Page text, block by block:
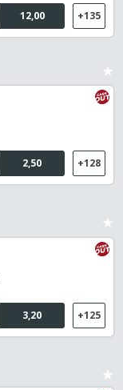
12,00 +135
2,50 +128
3,20 +125